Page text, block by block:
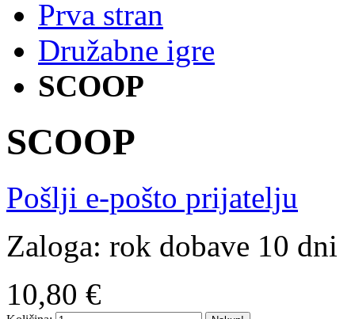
Prva stran
Družabne igre
SCOOP
SCOOP
Pošlji e-pošto prijatelju
Zaloga: rok dobave 10 dni
10,80 €